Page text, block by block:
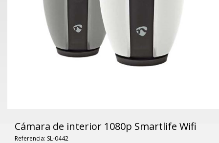
Cámara de interior 1080p Smartlife Wifi
Referencia: SL-0442